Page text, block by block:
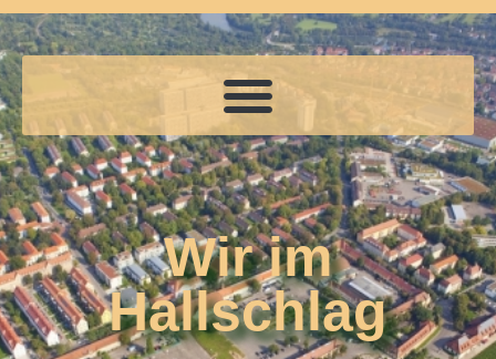
Wir im
Hallschlag